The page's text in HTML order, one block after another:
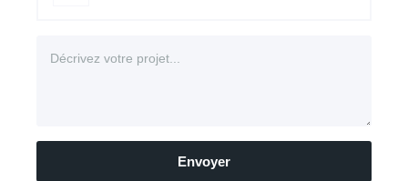
Envoyer